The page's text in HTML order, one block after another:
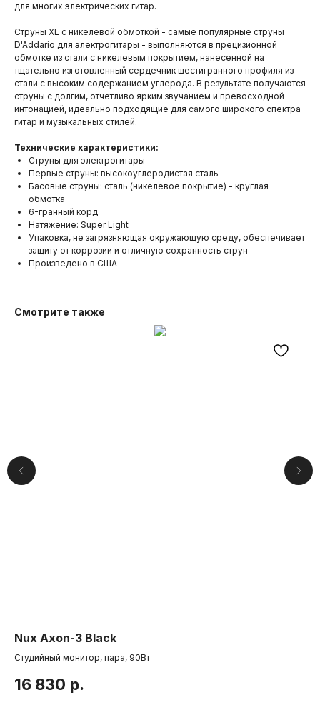
для многих электрических гитар.
Струны XL с никелевой обмоткой - самые популярные струны
D'Addario для электрогитары - выполняются в прецизионной
обмотке из стали с никелевым покрытием, нанесенной на
тщательно изготовленный сердечник шестигранного профиля из
стали с высоким содержанием углерода. В результате получаются
струны с долгим, отчетливо ярким звучанием и превосходной
интонацией, идеально подходящие для самого широкого спектра
гитар и музыкальных стилей.
Технические характеристики:
Струны для электрогитары
Первые струны: высокоуглеродистая сталь
Басовые струны: сталь (никелевое покрытие) - круглая
обмотка
6-гранный корд
Натяжение: Super Light
Упаковка, не загрязняющая окружающую среду, обеспечивает
защиту от коррозии и отличную сохранность струн
Произведено в США
Смотрите также
Nux Axon-3 Black
Студийный монитор, пара, 90Вт
16 830 р.
Пользовательское соглашение
партнеры